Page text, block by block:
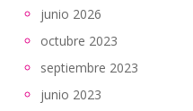
junio 2026
octubre 2023
septiembre 2023
junio 2023